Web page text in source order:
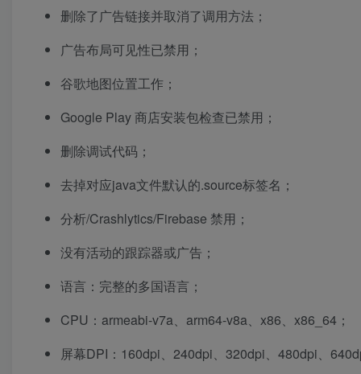
删除了广告链接并取消了调用方法；
广告布局可见性已禁用；
谷歌地图位置工作；
Google Play 商店安装包检查已禁用；
删除调试代码；
去掉对应java文件默认的.source标签名；
分析/Crashlytics/Firebase 禁用；
没有活动的跟踪器或广告；
语言：完整的多国语言；
CPU：armeabi-v7a、arm64-v8a、x86、x86_64；
屏幕DPI：160dpi、240dpi、320dpi、480dpi、